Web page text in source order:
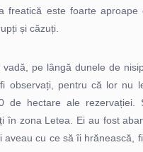
freatică este foarte
și căzuți.
pe lângă dunele de
observați, pentru că lor nu
hectare ale rezervației.
în zona Letea. Ei au fost
cu ce să îi hrănească,